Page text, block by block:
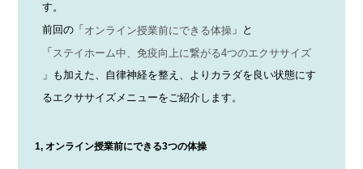
す。
前回の「 オンライン授業前にできる体操」と
「 ステイホーム中、免疫向上に繋がる4つのエクササイズ
」も加えた、自律神経を整え、よりカラダを良い状態にす
るエクササイズメニューをご紹介します。
1, オンライン授業前にできる3つの体操